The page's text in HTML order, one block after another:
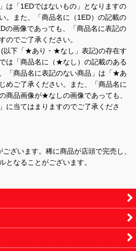
は「1EDではないもの」となりますの
。また、「商品名に（1ED）の記載の
の画像であっても、「商品名に表記の
のでご了承ください。
(以下「★あり・★なし」表記)の存在す
は「商品名に（★なし）の記載のある
「商品名に表記のない商品」は「★あ
めご了承ください。また、「商品名に
商品画像が★なしの画像であっても、
に当てはまりますのでご了承くださ
ざいます。稀に商品が店頭で完売し、
となることがございます。